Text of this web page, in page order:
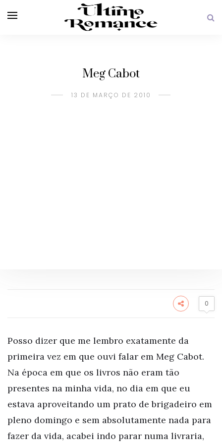
Meg Cabot
13 DE MARÇO DE 2010
0
Posso dizer que me lembro exatamente da
primeira vez em que ouvi falar em Meg Cabot.
Na época em que os livros não eram tão
presentes na minha vida, no dia em que eu
estava aproveitando um prato de brigadeiro em
pleno domingo e sem absolutamente nada para
fazer da vida, acabei indo parar numa livraria,